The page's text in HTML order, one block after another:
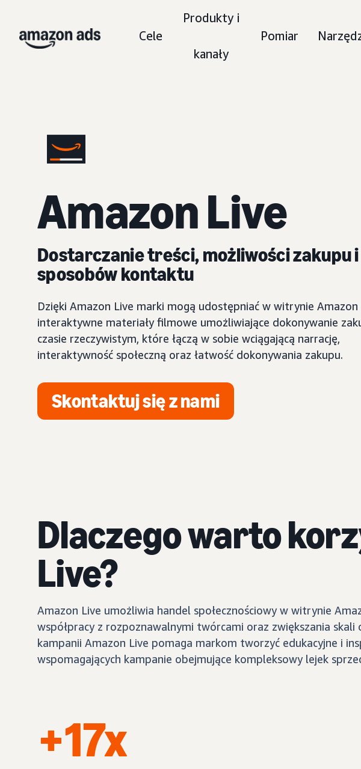
Cele
Produkty i
kanały
Pomiar
Amazon Live
Dostarczanie treści, możliwości zakupu i
sposobów kontaktu
Dzięki Amazon Live marki mogą udostępniać w witrynie Amazon
interaktywne materiały filmowe umożliwiające dokonywanie
czasie rzeczywistym, które łączą w sobie wciągającą narrację,
interaktywność społeczną oraz łatwość dokonywania zakupu.
Skontaktuj się z nami
Dlaczego warto
Live?
Amazon Live umożliwia handel społecznościowy w witrynie
współpracy z rozpoznawalnymi twórcami oraz zwiększania
kampanii Amazon Live pomaga markom tworzyć edukacyjne i
wspomagających kampanie obejmujące kompleksowy lejek
+17x